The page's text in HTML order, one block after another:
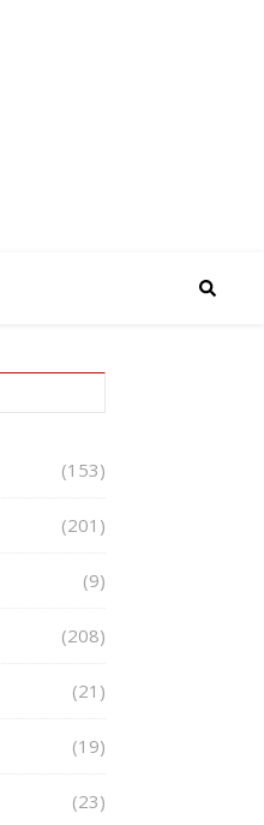
(153)
(201)
(9)
(208)
(21)
(19)
(23)